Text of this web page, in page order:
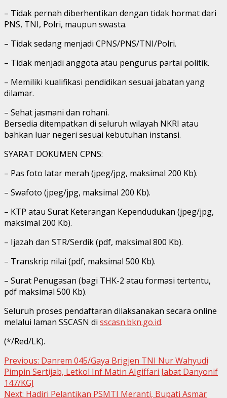
– Tidak pernah diberhentikan dengan tidak hormat dari
PNS, TNI, Polri, maupun swasta.
– Tidak sedang menjadi CPNS/PNS/TNI/Polri.
– Tidak menjadi anggota atau pengurus partai politik.
– Memiliki kualifikasi pendidikan sesuai jabatan yang
dilamar.
– Sehat jasmani dan rohani.
Bersedia ditempatkan di seluruh wilayah NKRI atau
bahkan luar negeri sesuai kebutuhan instansi.
SYARAT DOKUMEN CPNS:
– Pas foto latar merah (jpeg/jpg, maksimal 200 Kb).
– Swafoto (jpeg/jpg, maksimal 200 Kb).
– KTP atau Surat Keterangan Kependudukan (jpeg/jpg,
maksimal 200 Kb).
– Ijazah dan STR/Serdik (pdf, maksimal 800 Kb).
– Transkrip nilai (pdf, maksimal 500 Kb).
– Surat Penugasan (bagi THK-2 atau formasi tertentu,
pdf maksimal 500 Kb).
Seluruh proses pendaftaran dilaksanakan secara online
melalui laman SSCASN di sscasn.bkn.go.id.
(*/Red/LK).
Continue
Reading
Previous: Danrem 045/Gaya Brigjen TNI Nur Wahyudi
Pimpin Sertijab, Letkol Inf Matin AIgiffari Jabat Danyonif
147/KGJ
Next: Hadiri Pelantikan PSMTI Meranti, Bupati Asmar